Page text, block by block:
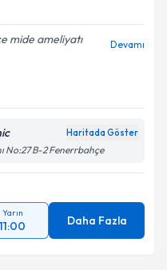
mide ameliyatı
Devamı
Haritada Göster
No:27 B-2 Fenerrbahçe
Yarın
11:00 Daha Fazla